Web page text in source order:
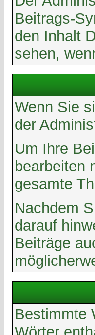
Beitrags-
den Inhalt
sehen,
Wenn Sie
der
Um Ihre
bearbeiten
gesamte
Nachdem
darauf
Beiträge
Bestimmte